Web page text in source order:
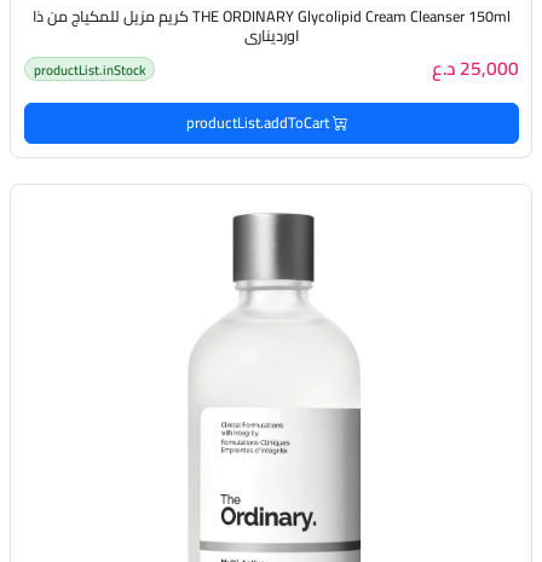
THE ORDINARY Glycolipid Cream Cleanser 150ml كريم مزيل للمكياج من ذا
اورديناري
25,000 د.ع productList.inStock
productList.addToCart